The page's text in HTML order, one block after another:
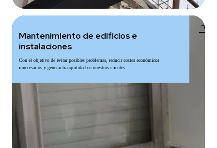
Mantenimiento de edificios e
instalaciones
Con el objetivo de evitar posibles problemas, reducir costes económicos
innecesarios y generar tranquilidad en nuestros clientes.
add